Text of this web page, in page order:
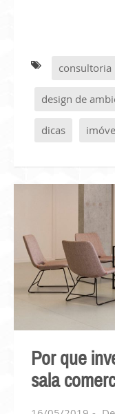
design de
dicas
Por que
sala